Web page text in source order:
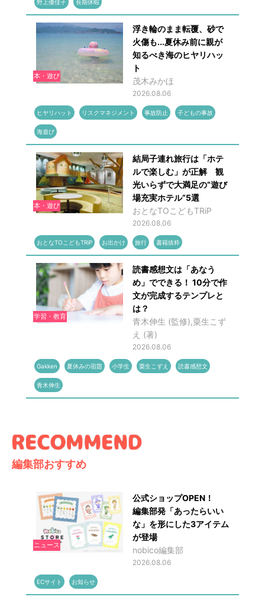
野上優佳子 長期休暇
本・遊び
浮き輪のまま転覆、砂で
火傷も...夏休み前に親が
知るべき海のヒヤリハッ
ト
茂木みかほ
2026.08.06
ヒヤリハット リスクマネジメント 事故防止 子どもの事故
海遊び
本・遊び
結局子連れ旅行は「ホテ
ルで楽しむ」が正解 観
光いらずで大満足の“遊び
場充実ホテル”5選
おとなTOこどもTRiP
2026.08.06
おとなTOこどもTRiP お出かけ 旅行 書籍抜粋
学習・教育
読書感想文は「あなう
め」でできる！ 10分で作
文が完成するテンプレと
は？
青木伸生 (監修),粟生こず
え (著)
2026.08.06
Gakken 夏休みの宿題 小学生 粟生こずえ 読書感想文
青木伸生
編集部おすすめ
ニュース
公式ショップOPEN！
編集部発「あったらいい
な」を形にした3アイテム
が登場
nobico編集部
2026.08.06
ECサイト お知らせ